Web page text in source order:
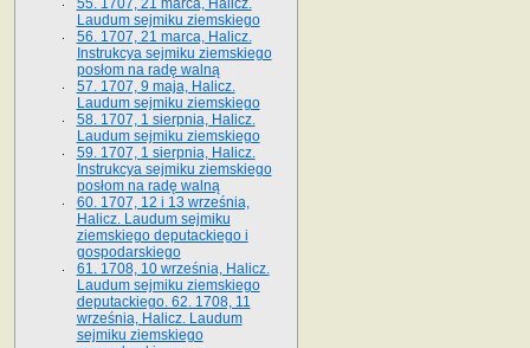
55. 1707, 21 marca, Halicz.
Laudum sejmiku ziemskiego
56. 1707, 21 marca, Halicz.
Instrukcya sejmiku ziemskiego
posłom na radę walną
57. 1707, 9 maja, Halicz.
Laudum sejmiku ziemskiego
58. 1707, 1 sierpnia, Halicz.
Laudum sejmiku ziemskiego
59. 1707, 1 sierpnia, Halicz.
Instrukcya sejmiku ziemskiego
posłom na radę walną
60. 1707, 12 i 13 września,
Halicz. Laudum sejmiku
ziemskiego deputackiego i
gospodarskiego
61. 1708, 10 września, Halicz.
Laudum sejmiku ziemskiego
deputackiego. 62. 1708, 11
września, Halicz. Laudum
sejmiku ziemskiego